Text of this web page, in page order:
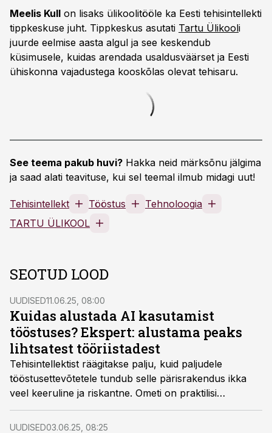
Meelis Kull on lisaks ülikoolitööle ka Eesti tehisintellekti
tippkeskuse juht. Tippkeskus asutati Tartu Ülikooli
juurde eelmise aasta algul ja see keskendub
küsimusele, kuidas arendada usaldusväärset ja Eesti
ühiskonna vajadustega kooskõlas olevat tehisaru.
See teema pakub huvi? Hakka neid märksõnu jälgima
ja saad alati teavituse, kui sel teemal ilmub midagi uut!
Tehisintellekt Tööstus
Tehnoloogia
TARTU ÜLIKOOL
SEOTUD LOOD
UUDISED11.06.25, 08:00
Kuidas alustada AI kasutamist
tööstuses? Ekspert: alustama peaks
lihtsatest tööriistadest
Tehisintellektist räägitakse palju, kuid paljudele
tööstusettevõtetele tundub selle pärisrakendus ikka
veel keeruline ja riskantne. Ometi on praktilisi
kasutusvõimalusi rohkem kui esmapilgul paistab – eriti
neile, kes on valmis katsetama ja õppima.
UUDISED03.06.25, 08:25